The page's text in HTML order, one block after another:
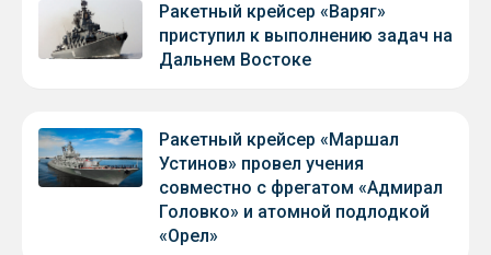
Ракетный крейсер «Варяг»
приступил к выполнению задач на
Дальнем Востоке
Ракетный крейсер «Маршал
Устинов» провел учения
совместно с фрегатом «Адмирал
Головко» и атомной подлодкой
«Орел»